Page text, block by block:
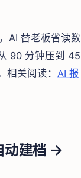
AI 替老板省读数
90 分钟压到 45
关阅读： AI 报
动建档 →